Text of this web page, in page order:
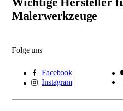
Malerwerkzeuge
Folge uns
Facebook
Instagram